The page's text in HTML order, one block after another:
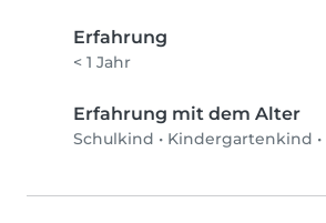
Erfahrung
< 1 Jahr
Erfahrung mit dem Alter
Schulkind • Kindergartenkind •